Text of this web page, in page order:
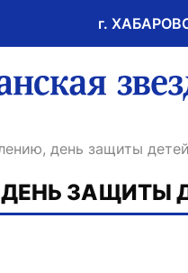
г.
ссылка на главную
день защиты
ЗАЩИТЫ